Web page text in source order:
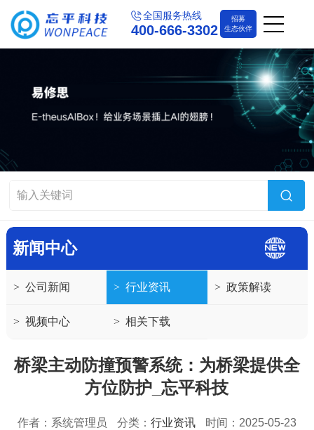
全国服务热线
400-666-3302
招募
生态伙伴
新闻中心
> 公司新闻 > 行业资讯 > 政策解读
> 视频中心 > 相关下载
桥梁主动防撞预警系统：为桥梁提供全
方位防护_忘平科技
作者：系统管理员 分类： 行业资讯
时间：2025-05-23